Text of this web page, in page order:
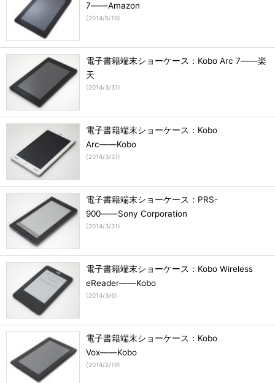
7――Amazon
(2014/6/10)
電子書籍端末ショーケース：Kobo Arc 7――楽
天
(2014/3/31)
電子書籍端末ショーケース：Kobo
Arc――Kobo
(2014/3/31)
電子書籍端末ショーケース：PRS-
900――Sony Corporation
(2014/3/31)
電子書籍端末ショーケース：Kobo Wireless
eReader――Kobo
(2014/3/6)
電子書籍端末ショーケース：Kobo
Vox――Kobo
(2014/2/19)